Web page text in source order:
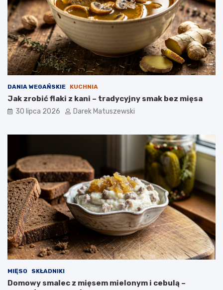
DANIA WEGAŃSKIE KUCHNIA
Jak zrobić flaki z kani – tradycyjny smak bez mięsa
30 lipca 2026 Darek Matuszewski
MIĘSO SKŁADNIKI
Domowy smalec z mięsem mielonym i cebulą –